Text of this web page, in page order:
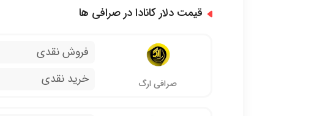
قیمت دلار کانادا در صرافی ها
صرافی ارگ
فروش نقدی
خرید نقدی